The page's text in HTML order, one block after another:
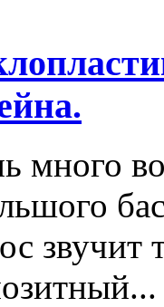
много
звучит